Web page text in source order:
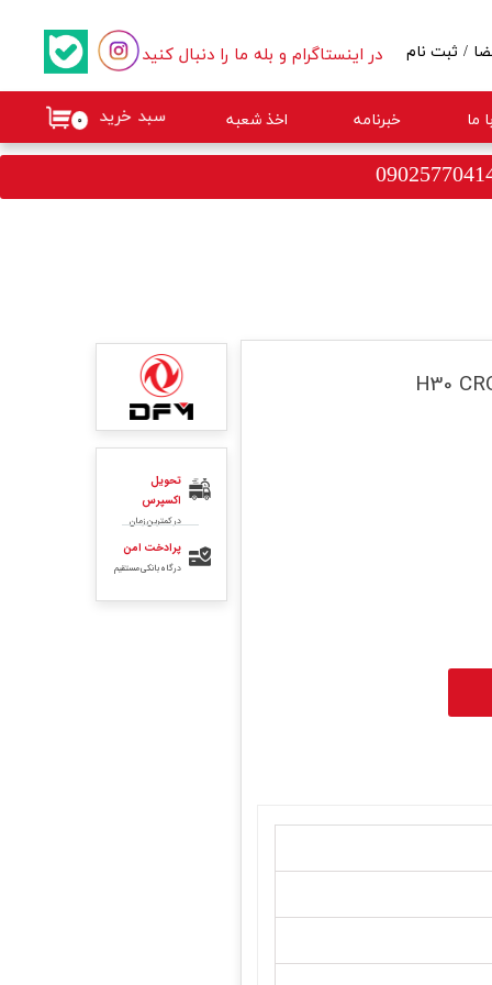
ما خبرنامه اخذ شعبه ۰ سبد خرید
در اینستاگرام و بله ما را دنبال کنید / ثبت نام
واژه
تحویل
اکسپرس
در کمترین زمان
پرادخت امن
درگاه بانکی مستقیم